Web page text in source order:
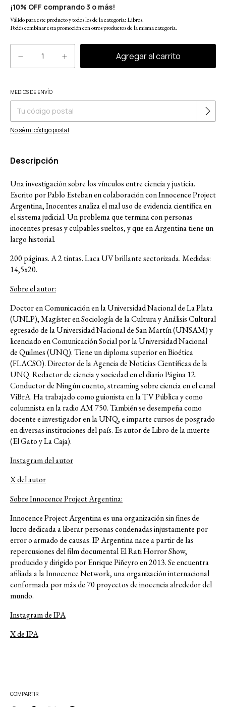
¡10% OFF comprando 3 o más!
Válido para este producto y todos los de la categoría: Libros.
Podés combinar esta promoción con otros productos de la misma categoría.
Entregas para el CP:
MEDIOS DE ENVÍO
No sé mi código postal
Descripción
Una investigación sobre los vínculos entre ciencia y justicia.
Escrito por Pablo Esteban en colaboración con Innocence Project
Argentina, Inocentes analiza el mal uso de evidencia científica en
el sistema judicial. Un problema que termina con personas
inocentes presas y culpables sueltos, y que en Argentina tiene un
largo historial.
200 páginas. A 2 tintas. Laca UV brillante sectorizada. Medidas:
14,5x20.
Sobre el autor:
Doctor en Comunicación en la Universidad Nacional de La Plata
(UNLP), Magíster en Sociología de la Cultura y Análisis Cultural
egresado de la Universidad Nacional de San Martín (UNSAM) y
licenciado en Comunicación Social por la Universidad Nacional
de Quilmes (UNQ). Tiene un diploma superior en Bioética
(FLACSO). Director de la Agencia de Noticias Científicas de la
UNQ. Redactor de ciencia y sociedad en el diario Página 12.
Conductor de Ningún cuento, streaming sobre ciencia en el canal
ViBrA. Ha trabajado como guionista en la TV Pública y como
columnista en la radio AM 750. También se desempeña como
docente e investigador en la UNQ, e imparte cursos de posgrado
en diversas instituciones del país. Es autor de Libro de la muerte
(El Gato y La Caja).
Instagram del autor
X del autor
Sobre Innocence Project Argentina:
Innocence Project Argentina es una organización sin fines de
lucro dedicada a liberar personas condenadas injustamente por
error o armado de causas. IP Argentina nace a partir de las
repercusiones del film documental El Rati Horror Show,
producido y dirigido por Enrique Piñeyro en 2013. Se encuentra
afiliada a la Innocence Network, una organización internacional
conformada por más de 70 proyectos de inocencia alrededor del
mundo.
Instagram de IPA
X de IPA
COMPARTIR